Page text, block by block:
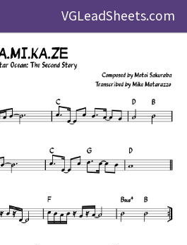
VGLeadSheets.com